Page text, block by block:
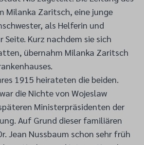
Milanka Zaritsch, eine junge
als Helferin und
Seite. Kurz nachdem sie sich
übernahm Milanka Zaritsch
1915 heirateten die beiden.
die Nichte von Wojeslaw
Ministerpräsidenten der
Auf Grund dieser familiären
Jean Nussbaum schon sehr früh